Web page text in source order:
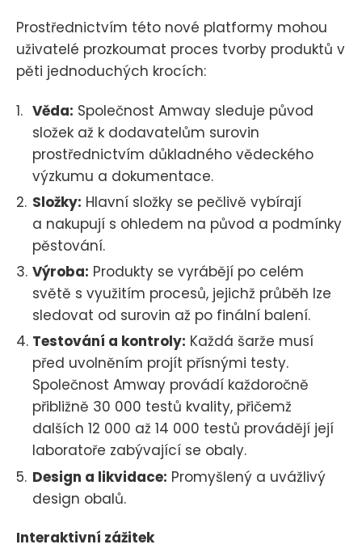
Prostřednictvím této nové platformy mohou
uživatelé prozkoumat proces tvorby produktů v
pěti jednoduchých krocích:
Věda: Společnost Amway sleduje původ
složek až k dodavatelům surovin
prostřednictvím důkladného vědeckého
výzkumu a dokumentace.
Složky: Hlavní složky se pečlivě vybírají
a nakupují s ohledem na původ a podmínky
pěstování.
Výroba: Produkty se vyrábějí po celém
světě s využitím procesů, jejichž průběh lze
sledovat od surovin až po finální balení.
Testování a kontroly: Každá šarže musí
před uvolněním projít přísnými testy.
Společnost Amway provádí každoročně
přibližně 30 000 testů kvality, přičemž
dalších 12 000 až 14 000 testů provádějí její
laboratoře zabývající se obaly.
Design a likvidace: Promyšlený a uvážlivý
design obalů.
Interaktivní zážitek